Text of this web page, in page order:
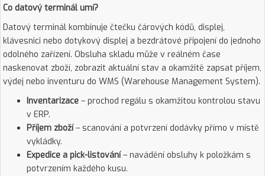
Co datový terminál umí?
Datový terminál kombinuje čtečku čárových kódů, displej,
klávesnici nebo dotykový displej a bezdrátové připojení do jednoho
odolného zařízení. Obsluha skladu může v reálném čase
naskenovat zboží, zobrazit aktuální stav a okamžitě zapsat příjem,
výdej nebo inventuru do WMS (Warehouse Management System).
Inventarizace – prochod regálu s okamžitou kontrolou stavu
v ERP.
Příjem zboží– scanování a potvrzení dodávky přímo v místě
vykládky.
Expedice a pick-listování– navádění obsluhy k položkám s
potvrzením každého kusu.